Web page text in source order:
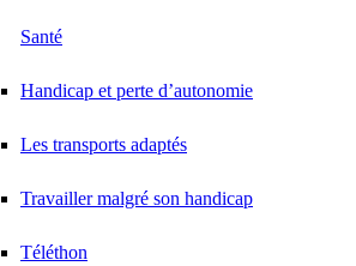
Santé
Handicap et perte d’autonomie
Les transports adaptés
Travailler malgré son handicap
Téléthon